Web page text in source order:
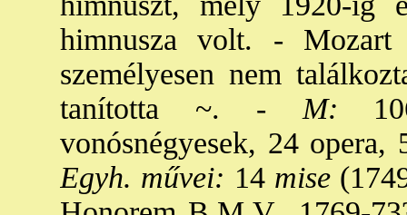
himnusza volt. - Mozart
személyesen nem
tanította ~. - M:
vonósnégyesek, 24
Egyh. művei: 14mise